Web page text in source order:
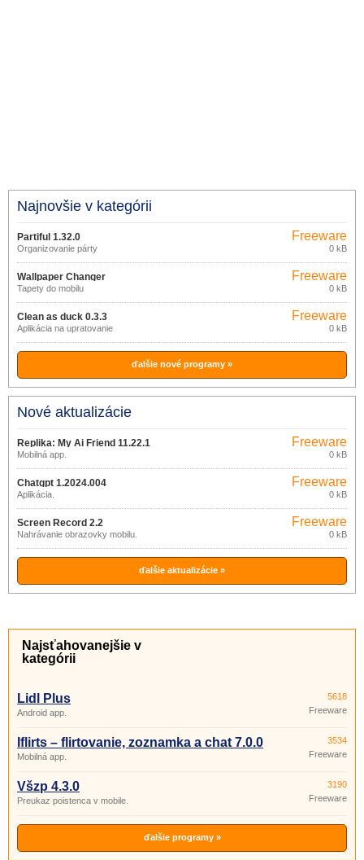
Najnovšie v kategórii
Partiful 1.32.0
Organizovanie párty
Freeware
0 kB
Wallpaper Changer
Tapety do mobilu
Freeware
0 kB
Clean as duck 0.3.3
Aplikácia na upratovanie
Freeware
0 kB
ďalšie nové programy »
Nové aktualizácie
Replika: My Ai Friend 11.22.1
Mobilná app.
Freeware
0 kB
Chatgpt 1.2024.004
Aplikácia.
Freeware
0 kB
Screen Record 2.2
Nahrávanie obrazovky mobilu.
Freeware
0 kB
ďalšie aktualizácie »
Najsťahovanejšie v
kategórii
Lidl Plus
Android app.
5618
Freeware
Iflirts – flirtovanie, zoznamka a chat 7.0.0
Mobilná app.
3534
Freeware
Všzp 4.3.0
Preukaz poistenca v mobile.
3190
Freeware
ďalšie programy »